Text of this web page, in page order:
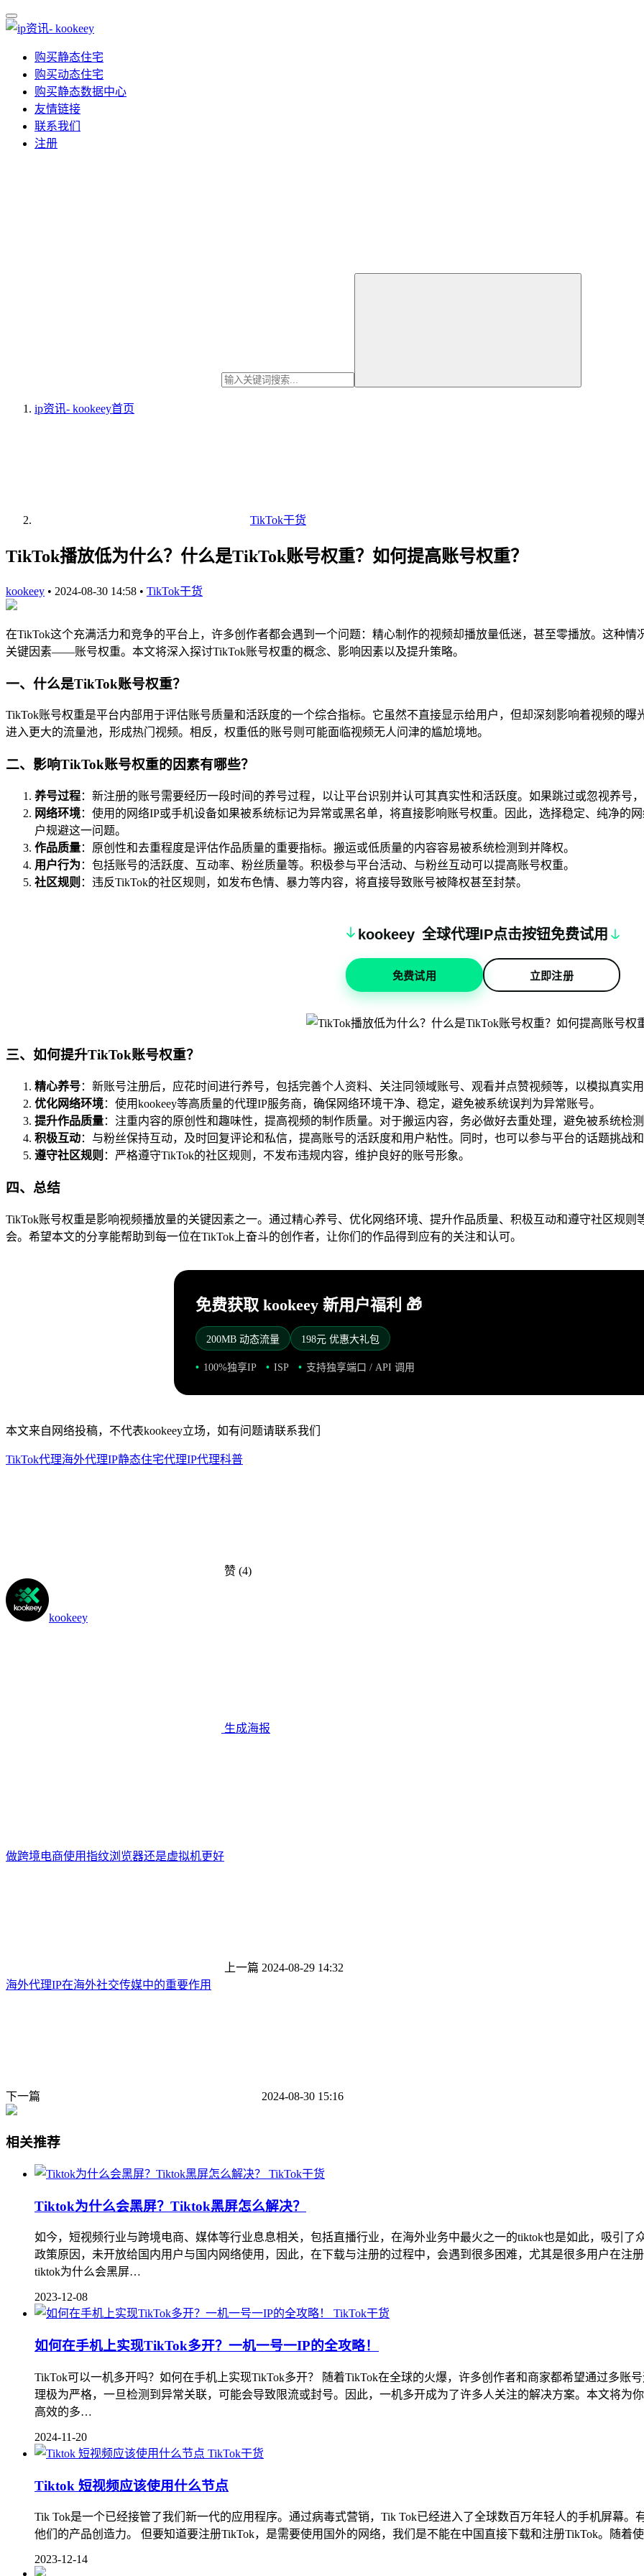
购买静态住宅
购买动态住宅
购买静态数据中心
友情链接
联系我们
注册
ip资讯- kookeey首页
TikTok干货
TikTok播放低为什么？什么是TikTok账号权重？如何提高账号权重？
kookeey • 2024-08-30 14:58 • TikTok干货
在TikTok这个充满活力和竞争的平台上，许多创作者都会遇到一个问题：精心制作的视频却播放量低迷，甚至零播放。这种
关键因素——账号权重。本文将深入探讨TikTok账号权重的概念、影响因素以及提升策略。
一、什么是TikTok账号权重？
TikTok账号权重是平台内部用于评估账号质量和活跃度的一个综合指标。它虽然不直接显示给用户，但却深刻影响着视频的
进入更大的流量池，形成热门视频。相反，权重低的账号则可能面临视频无人问津的尴尬境地。
二、影响TikTok账号权重的因素有哪些？
养号过程：新注册的账号需要经历一段时间的养号过程，以让平台识别并认可其真实性和活跃度。如果跳过或忽视养号
网络环境：使用的网络IP或手机设备如果被系统标记为异常或黑名单，将直接影响账号权重。因此，选择稳定、纯净的
户规避这一问题。
作品质量：原创性和去重程度是评估作品质量的重要指标。搬运或低质量的内容容易被系统检测到并降权。
用户行为 ：包括账号的活跃度、互动率、粉丝质量等。积极参与平台活动、与粉丝互动可以提高账号权重。
社区规则 ：违反TikTok的社区规则，如发布色情、暴力等内容，将直接导致账号被降权甚至封禁。
kookeey 全球代理IP点击按钮免费试用
免费试用 立即注册
三、如何提升TikTok账号权重？
精心养号：新账号注册后，应花时间进行养号，包括完善个人资料、关注同领域账号、观看并点赞视频等，以模拟真实
优化网络环境：使用kookeey等高质量的代理IP服务商，确保网络环境干净、稳定，避免被系统误判为异常账号。
提升作品质量：注重内容的原创性和趣味性，提高视频的制作质量。对于搬运内容，务必做好去重处理，避免被系统检
积极互动：与粉丝保持互动，及时回复评论和私信，提高账号的活跃度和用户粘性。同时，也可以参与平台的话题挑战
遵守社区规则 ：严格遵守TikTok的社区规则，不发布违规内容，维护良好的账号形象。
四、总结
TikTok账号权重是影响视频播放量的关键因素之一。通过精心养号、优化网络环境、提升作品质量、积极互动和遵守社区规
会。希望本文的分享能帮助到每一位在TikTok上奋斗的创作者，让你们的作品得到应有的关注和认可。
免费获取 kookeey 新用户福利 🎁
200MB 动态流量 198元 优惠大礼包
100%独享IP ISP 支持独享端口 / API 调用
本文来自网络投稿，不代表kookeey立场，如有问题请联系我们
TikTok代理海外代理IP静态住宅代理IP代理科普
赞 (4)
kookeey
生成海报
做跨境电商使用指纹浏览器还是虚拟机更好
上一篇 2024-08-29 14:32
海外代理IP在海外社交传媒中的重要作用
下一篇 2024-08-30 15:16
相关推荐
TikTok干货
Tiktok为什么会黑屏？Tiktok黑屏怎么解决？
如今，短视频行业与跨境电商、媒体等行业息息相关，包括直播行业，在海外业务中最火之一的tiktok也是如此，吸引
政策原因，未开放给国内用户与国内网络使用，因此，在下载与注册的过程中，会遇到很多困难，尤其是很多用户在注
tiktok为什么会黑屏…
2023-12-08
TikTok干货
如何在手机上实现TikTok多开？一机一号一IP的全攻略！
TikTok可以一机多开吗？如何在手机上实现TikTok多开？ 随着TikTok在全球的火爆，许多创作者和商家都希望通过多账
理极为严格，一旦检测到异常关联，可能会导致限流或封号。因此，一机多开成为了许多人关注的解决方案。本文将为
高效的多…
2024-11-20
TikTok干货
Tiktok 短视频应该使用什么节点
Tik Tok是一个已经接管了我们新一代的应用程序。通过病毒式营销，Tik Tok已经进入了全球数百万年轻人的手机屏幕
他们的产品创造力。 但要知道要注册TikTok，是需要使用国外的网络，我们是不能在中国直接下载和注册TikTok。随
2023-12-14